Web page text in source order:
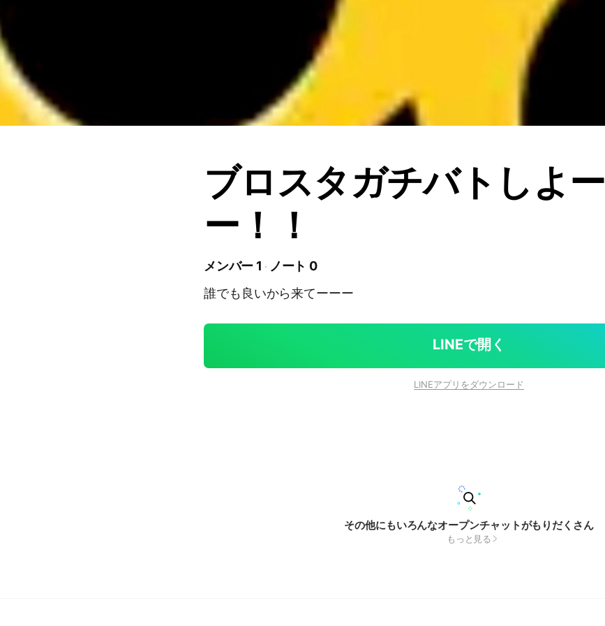
ブロスタガチバトしよー
ー！！
メンバー 1
ノート 0
誰でも良いから来てーーー
LINEで開く
LINEアプリをダウンロード
その他にもいろんなオープンチャットがもりだくさん
もっと見る